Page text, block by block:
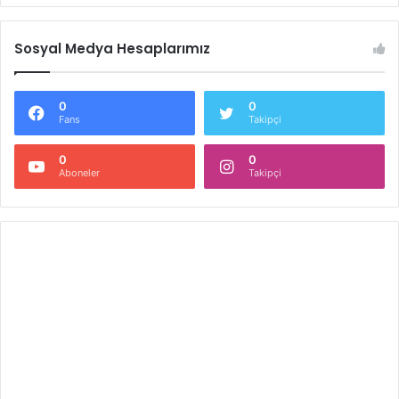
Sosyal Medya Hesaplarımız
0
Fans
0
Takipçi
0
Aboneler
0
Takipçi